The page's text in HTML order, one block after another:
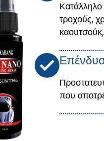
Κατάλληλο
τροχούς,
που